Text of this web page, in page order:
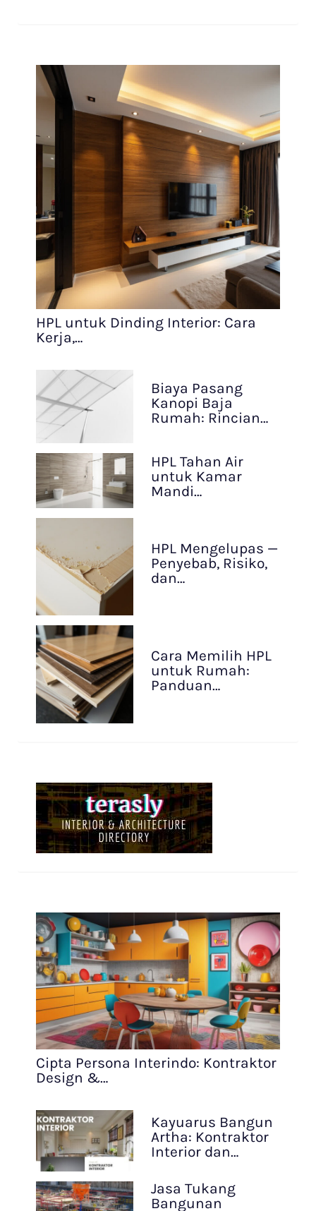
HPL untuk Dinding Interior: Cara
Kerja,…
Biaya Pasang
Kanopi Baja
Rumah: Rincian…
HPL Tahan Air
untuk Kamar
Mandi…
HPL Mengelupas —
Penyebab, Risiko,
dan…
Cara Memilih HPL
untuk Rumah:
Panduan…
Cipta Persona Interindo: Kontraktor
Design &…
Kayuarus Bangun
Artha: Kontraktor
Interior dan…
Jasa Tukang
Bangunan